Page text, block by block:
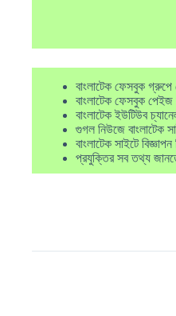
বাংলাটেক ফেসবুক
বাংলাটেক ফেসবুক পেইজ
বাংলাটেক ইউটিউব
গুগল নিউজে বাংলাটেক
বাংলাটেক সাইটে
প্রযুক্তির সব তথ্য